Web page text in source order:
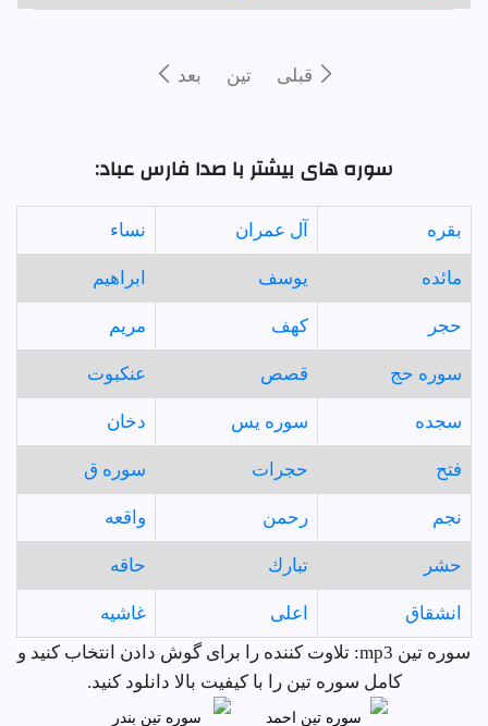
قبلى تين بعد
سوره های بیشتر با صدا فارس عباد:
بقره آل عمران نساء
مائده يوسف ابراهيم
حجر كهف مريم
سوره حج قصص عنكبوت
سجده سوره يس دخان
فتح حجرات سوره ق
نجم رحمن واقعه
حشر تبارك حاقه
انشقاق اعلى
غاشيه
سوره تين mp3: تلاوت کننده را برای گوش دادن انتخاب کنید و
کامل سوره تين را با کیفیت بالا دانلود کنید.